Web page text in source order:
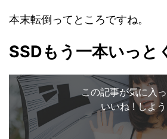
本末転倒ってところですね。
SSDもう一本いっと
この記事が気に入
いいね ! しよう